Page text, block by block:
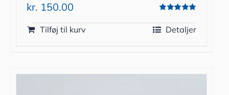
5.00
ud af 5
kr. 150.00
Tilføj til kurv Detaljer